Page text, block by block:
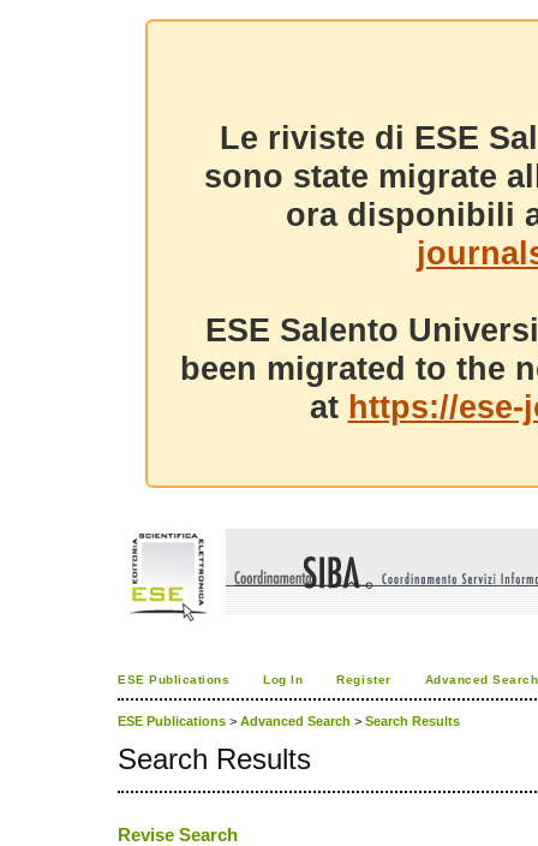
Le riviste di ESE
sono state migrate
ora disponibili
ESE Salento
been migrated to the
at https://
ESE Publications Log In Register Advanced Search
ESE Publications > Advanced Search > Search Results
Search Results
Revise Search